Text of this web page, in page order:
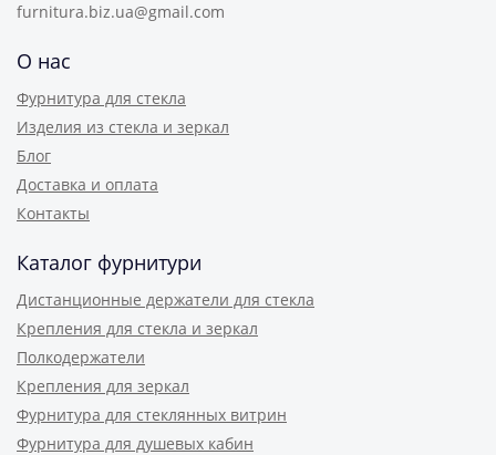
furnitura.biz.ua@gmail.com
О нас
Фурнитура для стекла
Изделия из стекла и зеркал
Блог
Доставка и оплата
Контакты
Каталог фурнитури
Дистанционные держатели для стекла
Крепления для стекла и зеркал
Полкодержатели
Крепления для зеркал
Фурнитура для стеклянных витрин
Фурнитура для душевых кабин